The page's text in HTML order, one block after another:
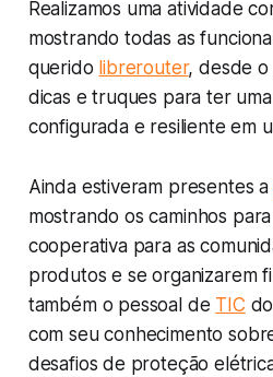
Realizamos uma atividade
mostrando todas as
querido librerouter, desde o
dicas e truques para ter
configurada e resiliente em
Ainda estiveram presentes a
mostrando os caminhos
cooperativa para as
produtos e se organizarem
também o pessoal de TIC
com seu conhecimento
desafios de proteção